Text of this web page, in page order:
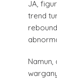
JA,
trend